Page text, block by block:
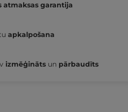
atmaksas garantija
apkalpošana
izmēģināts un pārbaudīts